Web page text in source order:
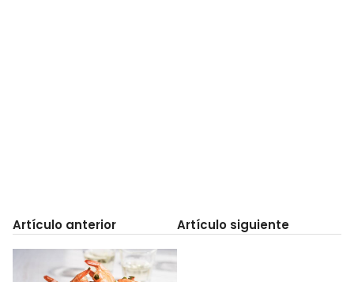
Artículo anterior Artículo siguiente